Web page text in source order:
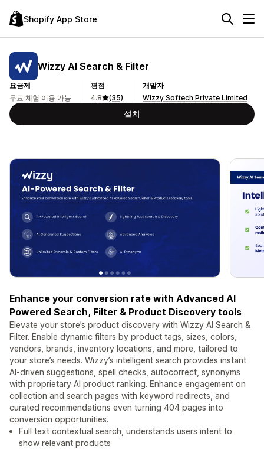
Shopify App Store
Wizzy AI Search & Filter
요금제
무료 체험 이용 가능
평점
4.8
(35)
개발자
Wizzy Softech Private Limited
설치
Enhance your conversion rate with Advanced AI
Powered Search, Filter & Product Discovery tools
Elevate your store’s product discovery with Wizzy AI Search &
Filter. Enable dynamic filters by product tags, sizes, colors,
vendors, brands, inventory locations, and more, tailored to
your store’s needs. Wizzy’s intelligent search provides instant
AI-driven suggestions, spell checks, autocorrect, synonyms
with proprietary AI product ranking. Enhance engagement on
collection and search pages with keyword redirects, and
curated recommendations even turning 404 pages into
conversion opportunities.
Full text contextual search, understands users intent to
show relevant products